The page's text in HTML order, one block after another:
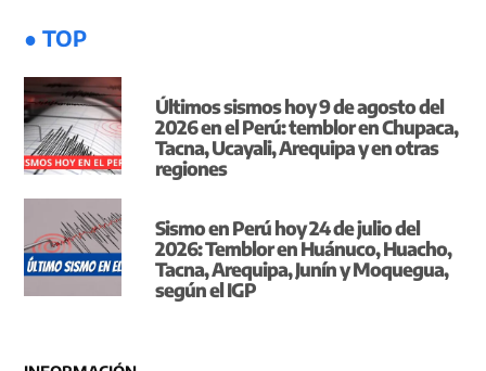
● TOP
Últimos sismos hoy 9 de agosto del
2026 en el Perú: temblor en Chupaca,
Tacna, Ucayali, Arequipa y en otras
regiones
Sismo en Perú hoy 24 de julio del
2026: Temblor en Huánuco, Huacho,
Tacna, Arequipa, Junín y Moquegua,
según el IGP